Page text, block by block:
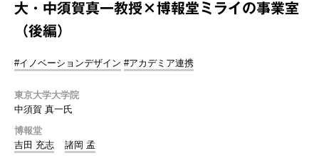
大・中須賀真一教授×博報堂ミライの事業室
（後編）
#イノベーションデザイン #アカデミア連携
東京大学大学院
中須賀 真一氏
博報堂
吉田 充志
諸岡 孟